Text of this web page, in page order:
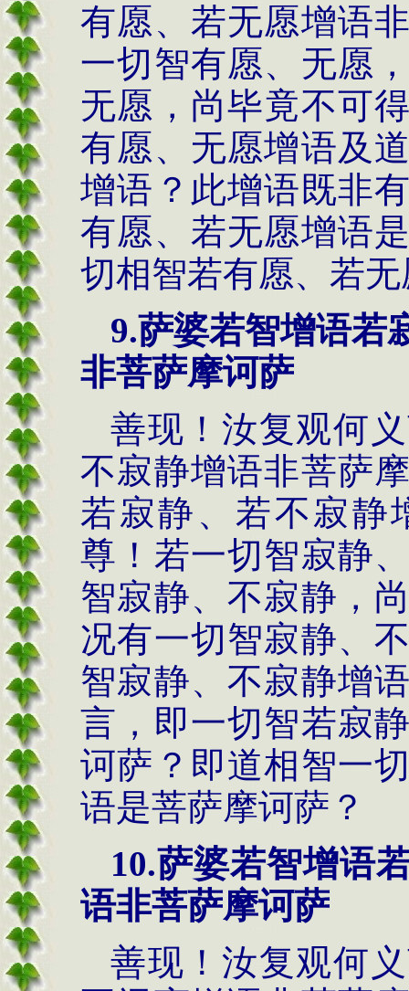
有愿、若无愿增语
一切智有愿、无愿
无愿，尚毕竟不可
有愿、无愿增语及
增语？此增语既非
有愿、若无愿增语
切相智若有愿、若
9.萨婆若智增语若
非菩萨摩诃萨
善现！汝复观何
不寂静增语非菩萨
若寂静、若不寂静
尊！若一切智寂静
智寂静、不寂静，
况有一切智寂静、
智寂静、不寂静增
言，即一切智若寂
诃萨？即道相智一
语是菩萨摩诃萨？
10.萨婆若智增语
语非菩萨摩诃萨
善现！汝复观何